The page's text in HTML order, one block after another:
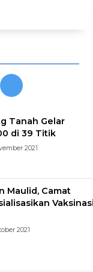
Tanah Gelar
di 39 Titik
2021
Maulid, Camat
2021